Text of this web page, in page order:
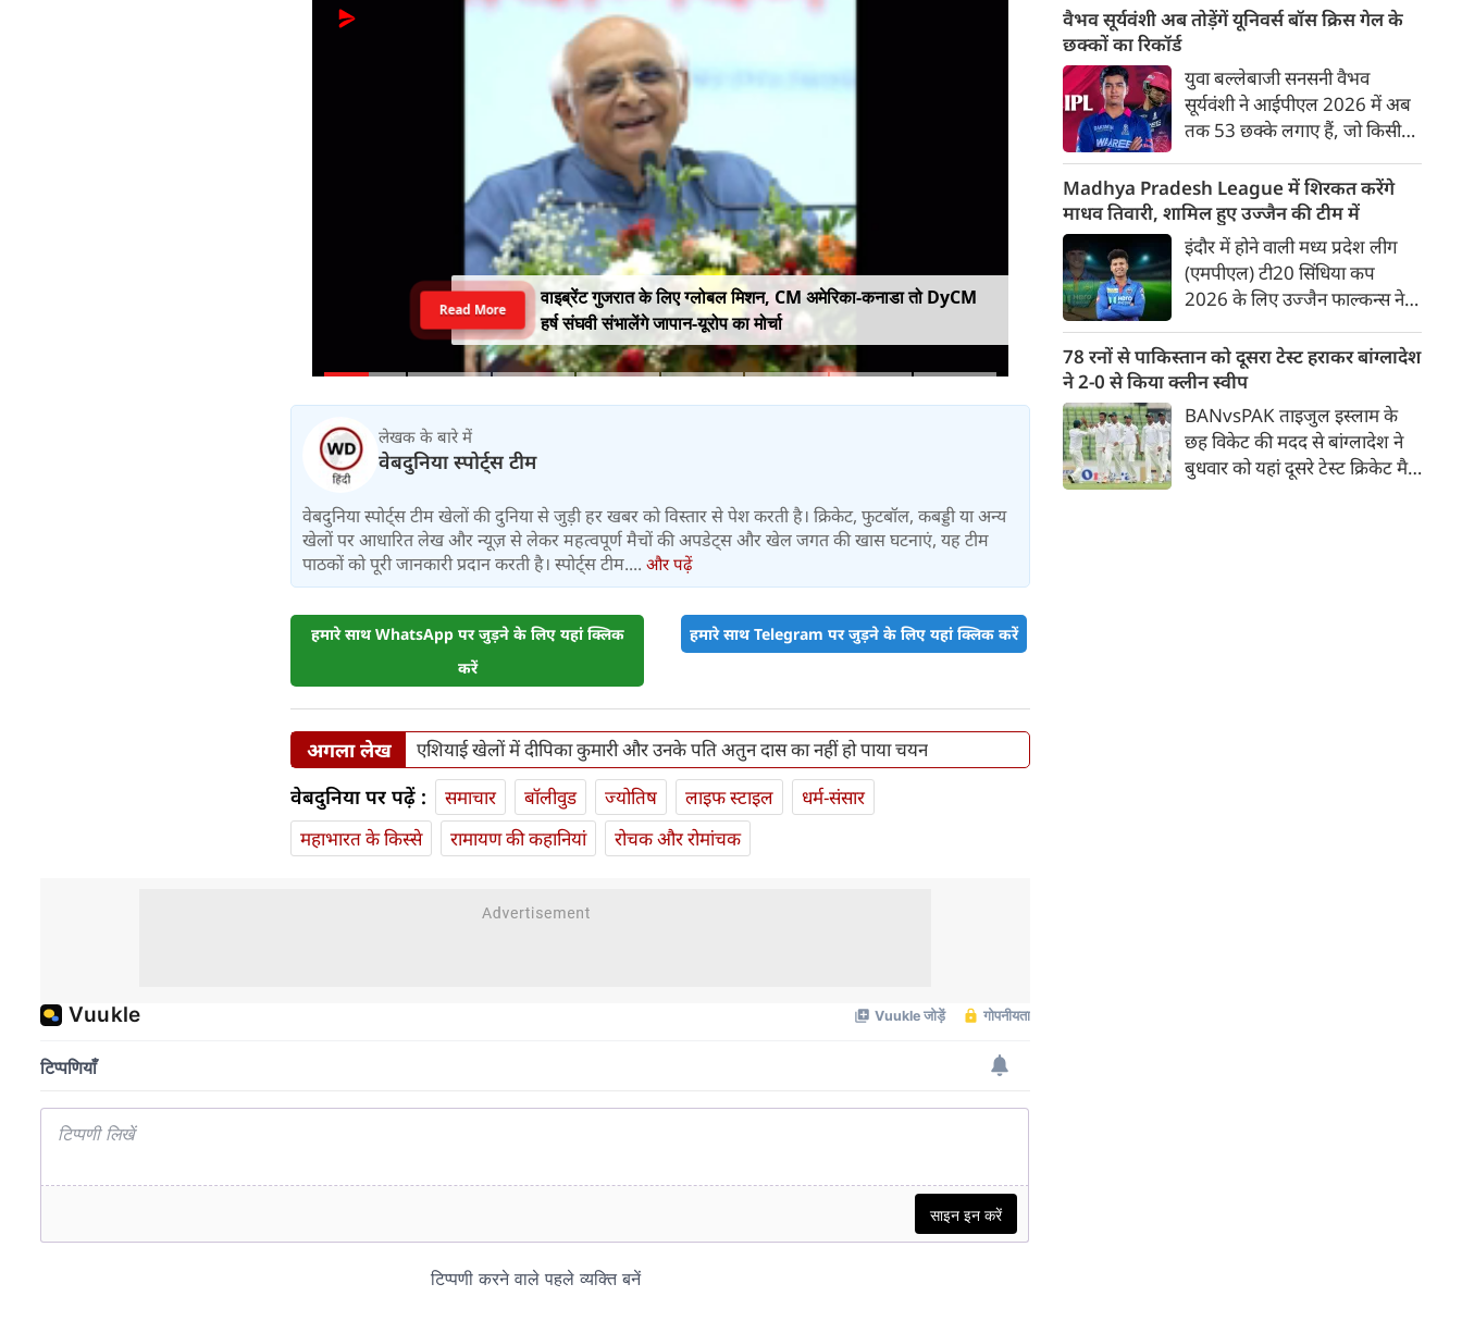
वाइब्रेंट गुजरात के लिए ग्लोबल मिशन, CM अमेरिका-कनाडा तो DyCM
हर्ष संघवी संभालेंगे जापान-यूरोप का मोर्चा
Read More
लेखक के बारे में
वेबदुनिया स्पोर्ट्स टीम
वेबदुनिया स्पोर्ट्स टीम खेलों की दुनिया से जुड़ी हर खबर को विस्तार से पेश करती है। क्रिकेट, फुटबॉल, कबड्डी या अन्य
खेलों पर आधारित लेख और न्यूज़ से लेकर महत्वपूर्ण मैचों की अपडेट्स और खेल जगत की खास घटनाएं, यह टीम
पाठकों को पूरी जानकारी प्रदान करती है। स्पोर्ट्स टीम.... और पढ़ें
हमारे साथ WhatsApp पर जुड़ने के लिए यहां क्लिक
करें
हमारे साथ Telegram पर जुड़ने के लिए यहां क्लिक करें
अगला लेख एशियाई खेलों में दीपिका कुमारी और उनके पति अतुन दास का नहीं हो पाया चयन
वेबदुनिया पर पढ़ें : समाचार बॉलीवुड ज्योतिष लाइफ स्‍टाइल
धर्म-संसार
महाभारत के किस्से
रामायण की कहानियां रोचक और रोमांचक
प्राथमिकता होगी। यह बयान उस चर्चा
के बीच आया है, जिसमें कहा जा रहा
है कि ऑस्ट्रेलिया के कुछ बड़े खिलाड़ी
IPL से आगे बढ़कर अन्य फ्रेंचाइजी
क्रिकेट खेलने के लिए राष्ट्रीय टीम से
दूरी बना सकते हैं।
वैभव सूर्यवंशी अब तोड़ेंगें यूनिवर्स बॉस क्रिस गेल के
छक्कों का रिकॉर्ड
युवा बल्लेबाजी सनसनी वैभव
सूर्यवंशी ने आईपीएल 2026 में अब
तक 53 छक्के लगाए हैं, जो किसी
टूर्नामेंट में दूसरे सबसे ज़्यादा हैं। सबसे
ज़्यादा 59 छक्के क्रिस गेल ने
आईपीएल 2012 में लगाए थे।
सूर्यवंशी की नज़रें अब गेल के रिकॉर्ड
पर होंगी।
Madhya Pradesh League में शिरकत करेंगे
माधव तिवारी, शामिल हुए उज्जैन की टीम में
इंदौर में होने वाली मध्य प्रदेश लीग
(एमपीएल) टी20 सिंधिया कप
2026 के लिए उज्जैन फाल्कन्स ने
जिसमें युवा ऑलराउंडर माधव तिवारी
सबसे बड़े आकर्षण के रूप में
उभरकर सामने आए हैं। इंडियन
प्रीमियर लीग में दिल्ली कैपिटल्स का
हिस्सा रहे माधव तिवारी इस समय
मध्य प्रदेश के सबसे चर्चित युवा
78 रनों से पाकिस्तान को दूसरा टेस्ट हराकर बांग्लादेश
ने 2-0 से किया क्लीन स्वीप
BANvsPAK ताइजुल इस्लाम के
छह विकेट की मदद से बांग्लादेश ने
बुधवार को यहां दूसरे टेस्ट क्रिकेट मैच